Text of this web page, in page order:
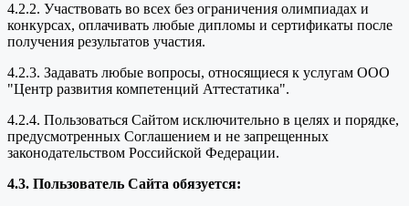
4.2.2. Участвовать во всех без ограничения олимпиадах и
конкурсах, оплачивать любые дипломы и сертификаты после
получения результатов участия.
4.2.3. Задавать любые вопросы, относящиеся к услугам ООО
"Центр развития компетенций Аттестатика".
4.2.4. Пользоваться Сайтом исключительно в целях и порядке,
предусмотренных Соглашением и не запрещенных
законодательством Российской Федерации.
4.3. Пользователь Сайта обязуется: